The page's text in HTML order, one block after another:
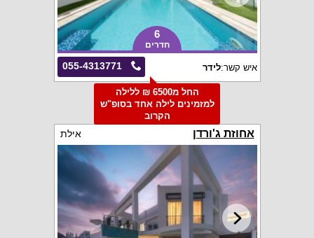
6
חדרים
055-4313771 איש קשר:לידר
החל מ6500 ₪ ללילה
למזמינים לילה אחד בסופ"ש
הקרוב
אחוזת ג'ורדן אילת